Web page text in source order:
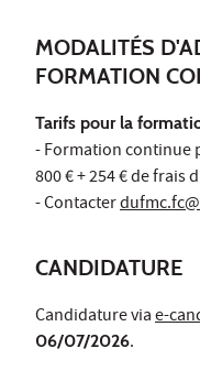
MODALITÉS
FORMATION
Tarifs pour la
- Formation continue
800 € + 254 € de frais
- Contacter
CANDIDATURE
Candidature viae-
06/07/2026.